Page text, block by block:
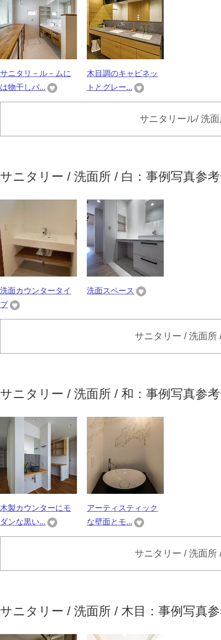
サニタリ－ル－ムに
は物干しバ...
木目調のキャビネッ
トとグレー...
サニタリール/ 洗
サニタリー / 洗面所 / 白：事例写真参
洗面カウンタータイ
プ
洗面スペース
サニタリー / 洗面所
サニタリー / 洗面所 / 和：事例写真参
木製カウンターにモ
ダンな黒い...
アーティスティック
な壁面とモ...
サニタリー / 洗面所
サニタリー / 洗面所 / 木目：事例写真